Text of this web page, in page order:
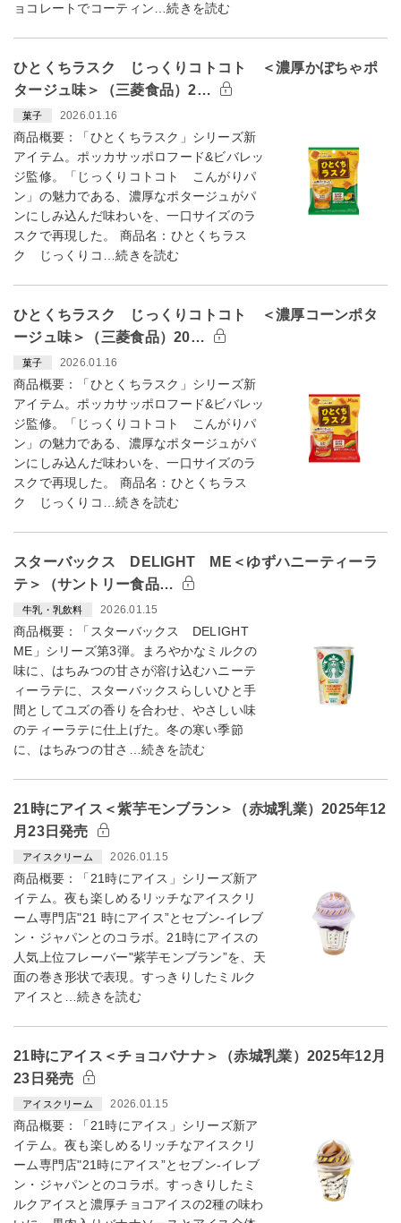
ョコレートでコーティン…続きを読む
ひとくちラスク じっくりコトコト ＜濃厚かぼちゃポ
タージュ味＞（三菱食品）2…
菓子 2026.01.16
商品概要：「ひとくちラスク」シリーズ新
アイテム。ポッカサッポロフード&ビバレッ
ジ監修。「じっくりコトコト こんがりパ
ン」の魅力である、濃厚なポタージュがパ
ンにしみ込んだ味わいを、一口サイズのラ
スクで再現した。 商品名：ひとくちラス
ク じっくりコ…続きを読む
ひとくちラスク じっくりコトコト ＜濃厚コーンポタ
ージュ味＞（三菱食品）20…
菓子 2026.01.16
商品概要：「ひとくちラスク」シリーズ新
アイテム。ポッカサッポロフード&ビバレッ
ジ監修。「じっくりコトコト こんがりパ
ン」の魅力である、濃厚なポタージュがパ
ンにしみ込んだ味わいを、一口サイズのラ
スクで再現した。 商品名：ひとくちラス
ク じっくりコ…続きを読む
スターバックス DELIGHT ME＜ゆずハニーティーラ
テ＞（サントリー食品…
牛乳・乳飲料 2026.01.15
商品概要：「スターバックス DELIGHT
ME」シリーズ第3弾。まろやかなミルクの
味に、はちみつの甘さが溶け込むハニーテ
ィーラテに、スターバックスらしいひと手
間としてユズの香りを合わせ、やさしい味
のティーラテに仕上げた。冬の寒い季節
に、はちみつの甘さ…続きを読む
21時にアイス＜紫芋モンブラン＞（赤城乳業）2025年12
月23日発売
アイスクリーム 2026.01.15
商品概要：「21時にアイス」シリーズ新ア
イテム。夜も楽しめるリッチなアイスクリ
ーム専門店"21 時にアイス”とセブン‐イレブ
ン・ジャパンとのコラボ。21時にアイスの
人気上位フレーバー"紫芋モンブラン”を、天
面の巻き形状で表現。すっきりしたミルク
アイスと…続きを読む
21時にアイス＜チョコバナナ＞（赤城乳業）2025年12月
23日発売
アイスクリーム 2026.01.15
商品概要：「21時にアイス」シリーズ新ア
イテム。夜も楽しめるリッチなアイスクリ
ーム専門店"21時にアイス”とセブン-イレブ
ン・ジャパンとのコラボ。すっきりしたミ
ルクアイスと濃厚チョコアイスの2種の味わ